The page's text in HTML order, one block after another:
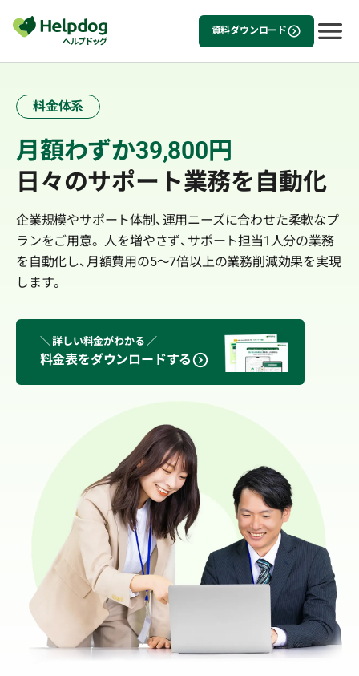
資料ダウンロード
料金体系
月額わずか39,800円
日々のサポート業務を自動化
企業規模やサポート体制、運用ニーズに合わせた柔軟なプ
ランをご用意。 人を増やさず、サポート担当1人分の業務
を自動化し、月額費用の5〜7倍以上の業務削減効果を実現
します。
＼ 詳しい料金がわかる ／
料金表をダウンロードする